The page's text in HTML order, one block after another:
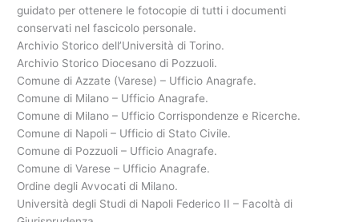
guidato per ottenere le fotocopie di tutti i documenti
conservati nel fascicolo personale.
Archivio Storico dell’Università di Torino.
Archivio Storico Diocesano di Pozzuoli.
Comune di Azzate (Varese) – Ufficio Anagrafe.
Comune di Milano – Ufficio Anagrafe.
Comune di Milano – Ufficio Corrispondenze e Ricerche.
Comune di Napoli – Ufficio di Stato Civile.
Comune di Pozzuoli – Ufficio Anagrafe.
Comune di Varese – Ufficio Anagrafe.
Ordine degli Avvocati di Milano.
Università degli Studi di Napoli Federico II – Facoltà di